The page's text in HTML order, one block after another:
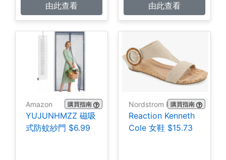
由此查看
由此查看
Amazon 購買指南
YUJUNHMZZ 磁吸
式防蚊紗門 $6.99
Nordstrom Rack購買指南
Reaction Kenneth
Cole 女鞋 $15.73